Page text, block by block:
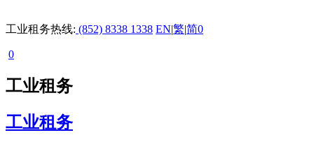
工业租务热线: (852) 8338 1338 EN|繁|简0
0
工业租务
工业租务